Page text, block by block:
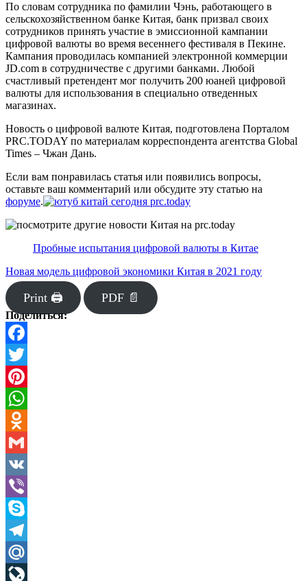
По словам сотрудника по фамилии Чэнь, работающего в
сельскохозяйственном банке Китая, банк призвал своих
сотрудников принять участие в эмиссионной кампании
цифровой валюты во время весеннего фестиваля в Пекине.
Кампания проводилась компанией электронной коммерции
JD.com в сотрудничестве с другими банками. Любой
счастливый претендент мог получить 200 юаней цифровой
валюты для использования в специально отведенных
магазинах.
Новость о цифровой валюте Китая, подготовлена Порталом
PRC.TODAY по материалам корреспондента агентства Global
Times – Чжан Дань.
Если вам понравилась статья или появились вопросы,
оставьте ваш комментарий или обсудите эту статью на
форуме.
Пробные испытания цифровой валюты в Китае
Новая модель цифровой экономики Китая в 2021 году
Print 🖨 PDF 📄
Поделиться:
Facebook
Twitter
Pinterest
WhatsApp
Odnoklassniki
Gmail
VK
Viber
Skype
Telegram
Mail.Ru